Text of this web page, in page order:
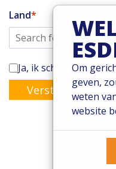
Land
Ja, ik schrijf mij in
Versturen
© 2026 Esdec.
Om
geven,
weten
website